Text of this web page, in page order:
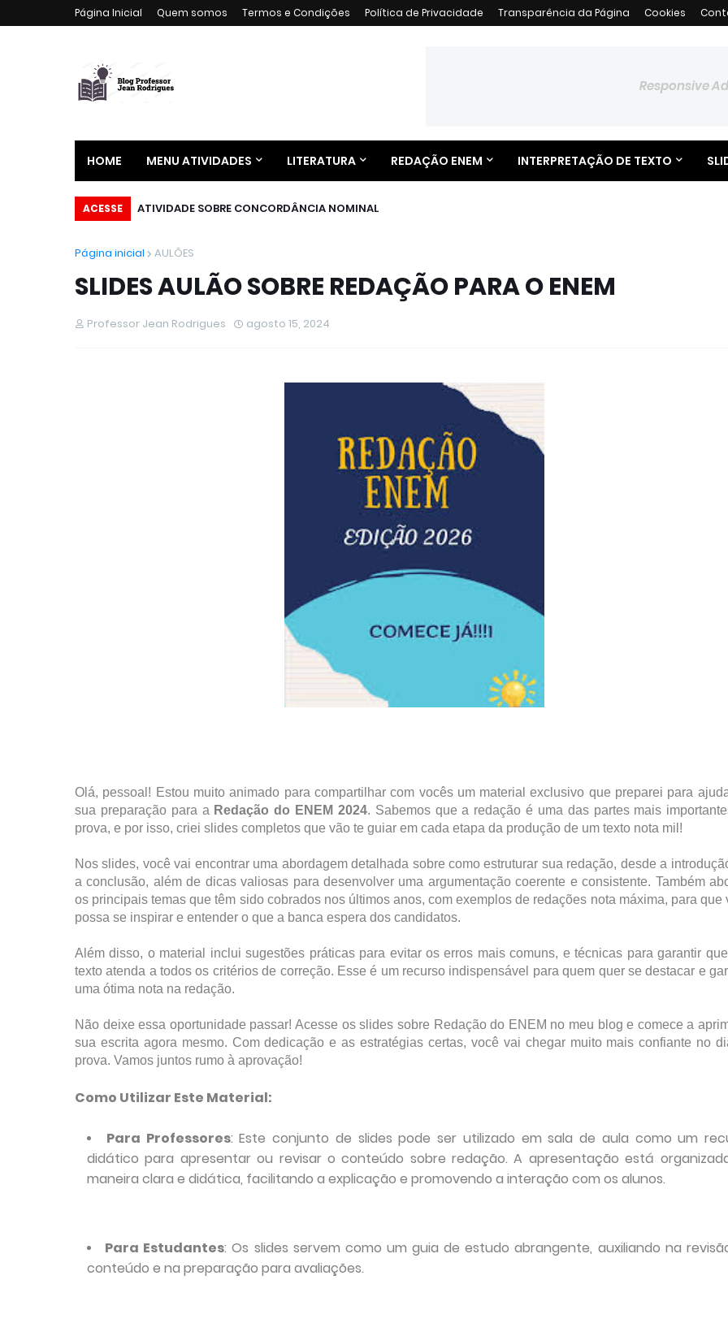
Página Inicial Quem somos Termos e Condições Política de Privacidade Transparência da Página Cookies
Responsive
HOME MENU ATIVIDADES LITERATURA REDAÇÃO ENEM INTERPRETAÇÃO DE TEXTO
ACESSE ATIVIDADE SOBRE CONCORDÂNCIA NOMINAL
Página inicial AULÕES
SLIDES AULÃO SOBRE REDAÇÃO PARA O ENEM
Professor Jean Rodrigues agosto 15, 2024
Olá, pessoal! Estou muito animado para compartilhar com vocês um material exclusivo que preparei para
sua preparação para a Redação do ENEM 2024. Sabemos que a redação é uma das partes mais
prova, e por isso, criei slides completos que vão te guiar em cada etapa da produção de um texto nota mil!
Nos slides, você vai encontrar uma abordagem detalhada sobre como estruturar sua redação, desde a
a conclusão, além de dicas valiosas para desenvolver uma argumentação coerente e consistente. Também
os principais temas que têm sido cobrados nos últimos anos, com exemplos de redações nota máxima, para que
possa se inspirar e entender o que a banca espera dos candidatos.
Além disso, o material inclui sugestões práticas para evitar os erros mais comuns, e técnicas para garantir
texto atenda a todos os critérios de correção. Esse é um recurso indispensável para quem quer se destacar e
uma ótima nota na redação.
Não deixe essa oportunidade passar! Acesse os slides sobre Redação do ENEM no meu blog e comece a
sua escrita agora mesmo. Com dedicação e as estratégias certas, você vai chegar muito mais confiante no
prova. Vamos juntos rumo à aprovação!
Como Utilizar Este Material:
Para Professores: Este conjunto de slides pode ser utilizado em sala de aula como um
didático para apresentar ou revisar o conteúdo sobre redação. A apresentação está
maneira clara e didática, facilitando a explicação e promovendo a interação com os alunos.
Para Estudantes: Os slides servem como um guia de estudo abrangente, auxiliando na
conteúdo e na preparação para avaliações.